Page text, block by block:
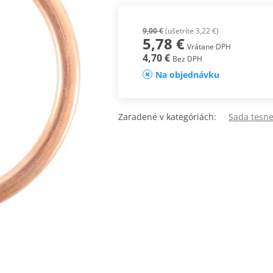
9,00 €(ušetríte 3,22 €)
5,78 € Vrátane DPH
4,70 € Bez DPH
Na objednávku
Zaradené v kategóriách: Sada